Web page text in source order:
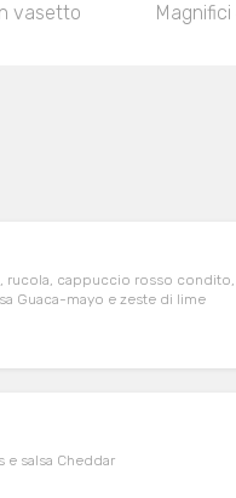
vasetto Magnifici
rucola, cappuccio rosso condito,
Guaca-mayo e zeste di lime
e salsa Cheddar